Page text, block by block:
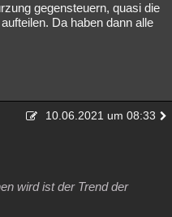
gegensteuern, quasi die
Da haben dann alle
10.06.2021 um 08:33
wird ist der Trend der